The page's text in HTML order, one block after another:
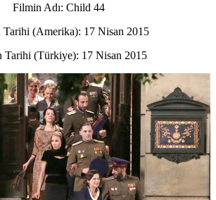
Filmin Adı: Child 44
(Amerika): 17 Nisan 2015
Tarihi (Türkiye): 17 Nisan 2015